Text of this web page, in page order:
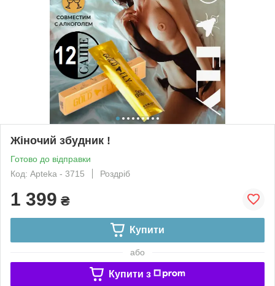
Жіночий збудник !
Готово до відправки
Код: Apteka - 3715
Роздріб
1 399 ₴
Купити
або
Купити з